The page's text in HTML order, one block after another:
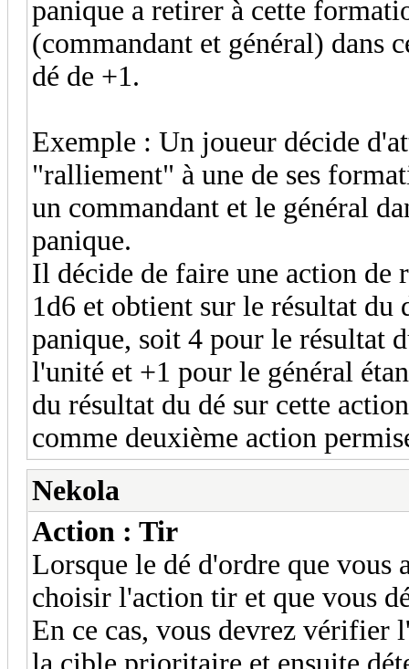
panique a retirer à cette
(commandant et général) dans
dé de +1.
Exemple : Un joueur décide
"ralliement" à une de ses
un commandant et le général
panique.
Il décide de faire une action de
1d6 et obtient sur le résultat
panique, soit 4 pour le résultat
l'unité et +1 pour le général
du résultat du dé sur cette
comme deuxième action
Nekola
Action : Tir
Lorsque le dé d'ordre que vous
choisir l'action tir et que vous
En ce cas, vous devrez